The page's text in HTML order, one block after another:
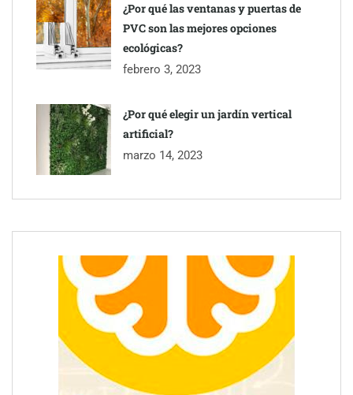
¿Por qué las ventanas y puertas de
PVC son las mejores opciones
ecológicas?
febrero 3, 2023
¿Por qué elegir un jardín vertical
artificial?
marzo 14, 2023